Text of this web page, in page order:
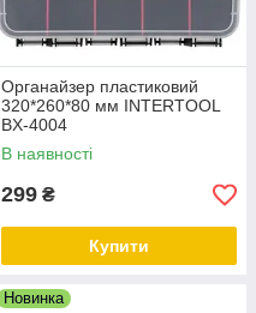
Органайзер пластиковий
320*260*80 мм INTERTOOL
BX-4004
В наявності
299 ₴
Купити
Новинка